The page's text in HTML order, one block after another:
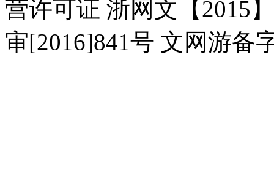
营许可证 浙网文【2015
审[2016]841号 文网游备